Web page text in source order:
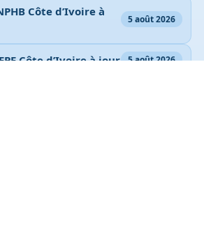
Côte d’Ivoire à
5 août 2026
Côte d’Ivoire à jour 5 août 2026